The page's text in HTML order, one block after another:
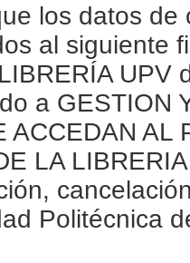
los datos
al siguiente
a GESTION
ACCEDAN AL
LA
Politécnica